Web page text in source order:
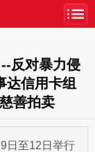
反对暴力侵
达信用卡组
善拍卖
日至12日举行